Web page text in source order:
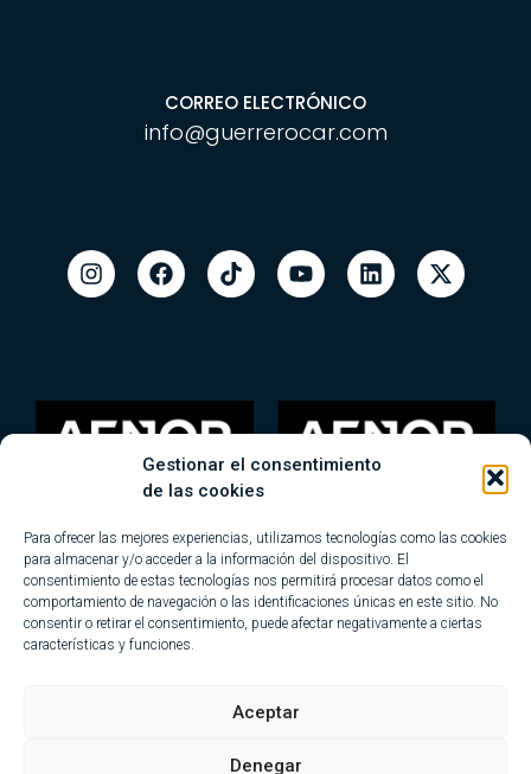
Gestionar el consentimiento
de las cookies
Para ofrecer las mejores experiencias, utilizamos tecnologías como las cookies
para almacenar y/o acceder a la información del dispositivo. El
consentimiento de estas tecnologías nos permitirá procesar datos como el
comportamiento de navegación o las identificaciones únicas en este sitio. No
consentir o retirar el consentimiento, puede afectar negativamente a ciertas
características y funciones.
Aceptar
Denegar
CORREO ELECTRÓNICO
info@guerrerocar.com
Política de Calidad y Medio Ambiente